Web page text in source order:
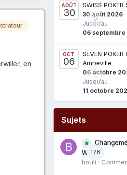
en
AOÛT
30
0
SWISS POKER
30 août 2026
Jusqu’au
06 septembre
OCT.
06
0
SEVEN POKER
Amneville
06 octobre
Jusqu’au
11 octobre
Sujets
176
WAM
bouli ·